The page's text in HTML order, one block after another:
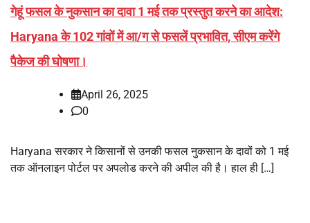
गेहूं फसल के नुकसान का दावा 1 मई तक प्रस्तुत करने का आदेश:
Haryana के 102 गांवों में आ/ग से फसलें प्रभावित, सीएम करेंगे
पैकेज की घोषणा।
April 26, 2025
0
Haryana सरकार ने किसानों से उनकी फसल नुकसान के दावों को 1 मई
तक ऑनलाइन पोर्टल पर अपलोड करने की अपील की है। हाल ही […]